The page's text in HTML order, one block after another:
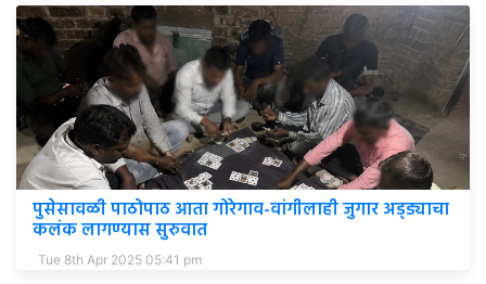
पुसेसावळी पाठोपाठ आता गोरेगाव-वांगीलाही जुगार अड्ड्याचा
कलंक लागण्यास सुरुवात
Tue 8th Apr 2025 05:41 pm